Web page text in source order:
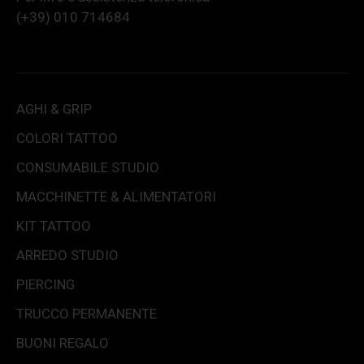
(+39) 010 714684
AGHI & GRIP
COLORI TATTOO
CONSUMABILE STUDIO
MACCHINETTE & ALIMENTATORI
KIT TATTOO
ARREDO STUDIO
PIERCING
TRUCCO PERMANENTE
BUONI REGALO